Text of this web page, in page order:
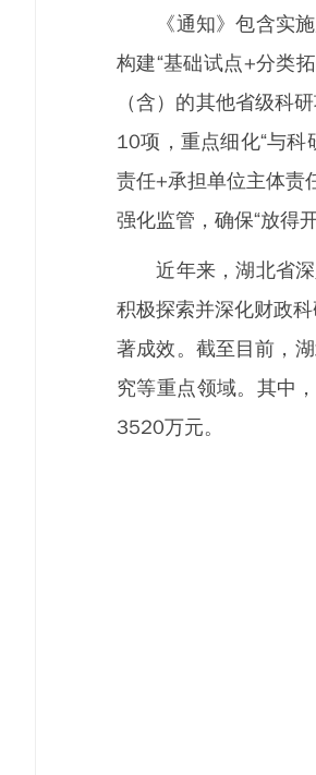
《通知》包含实施
构建“基础试点+分类
（含）的其他省级科
10项，重点细化“与科
责任+承担单位主体责
强化监管，确保“放得
近年来，湖北省深
积极探索并深化财政科
著成效。截至目前，
究等重点领域。其中
3520万元。